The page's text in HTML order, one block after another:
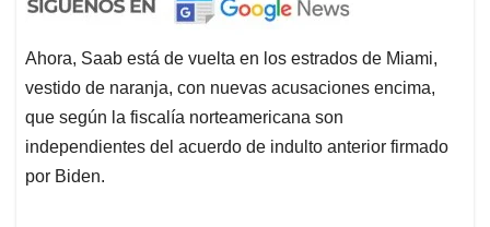
Ahora, Saab está de vuelta en los estrados de Miami,
vestido de naranja, con nuevas acusaciones encima,
que según la fiscalía norteamericana son
independientes del acuerdo de indulto anterior firmado
por Biden.